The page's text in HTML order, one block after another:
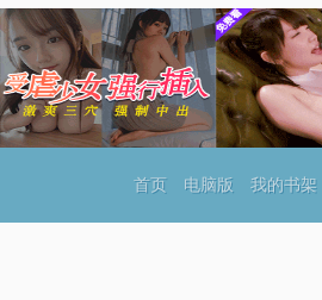
首页 电脑版 我的书架